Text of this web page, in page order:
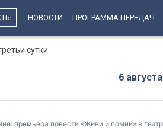
НОВОСТИ ПРОГРАММА ПЕРЕДАЧ
сутки
6 августа
премьера повести «Живи и помни» в